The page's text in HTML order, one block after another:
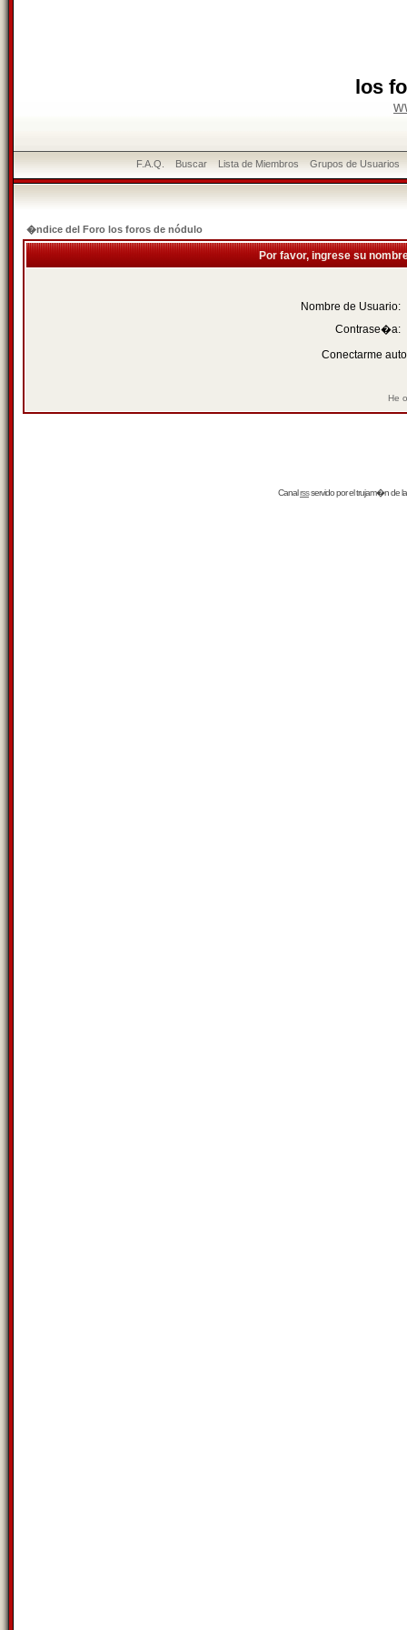
los
F.A.Q. Buscar Lista de Miembros Grupos de Usuarios
�ndice del Foro los foros de nódulo
Por favor, ingrese su
Nombre de Usuario:
Contrase�a:
Conectarme
He
Canalrssservido por eltrujam�nde